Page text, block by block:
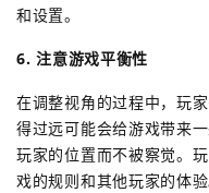
和设置。
6. 注意游戏平衡性
在调整视角的过程中，玩
得过远可能会给游戏带来
玩家的位置而不被察觉。
戏的规则和其他玩家的体验